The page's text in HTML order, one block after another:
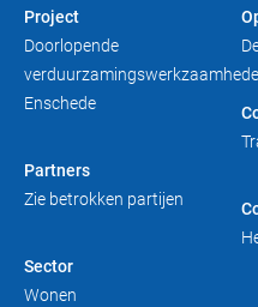
Duurzaam bouwen
Toelevering
Friso magazine
Project
Doorlopende
Enschede
Partners
Zie betrokken partijen
Sector
Wonen